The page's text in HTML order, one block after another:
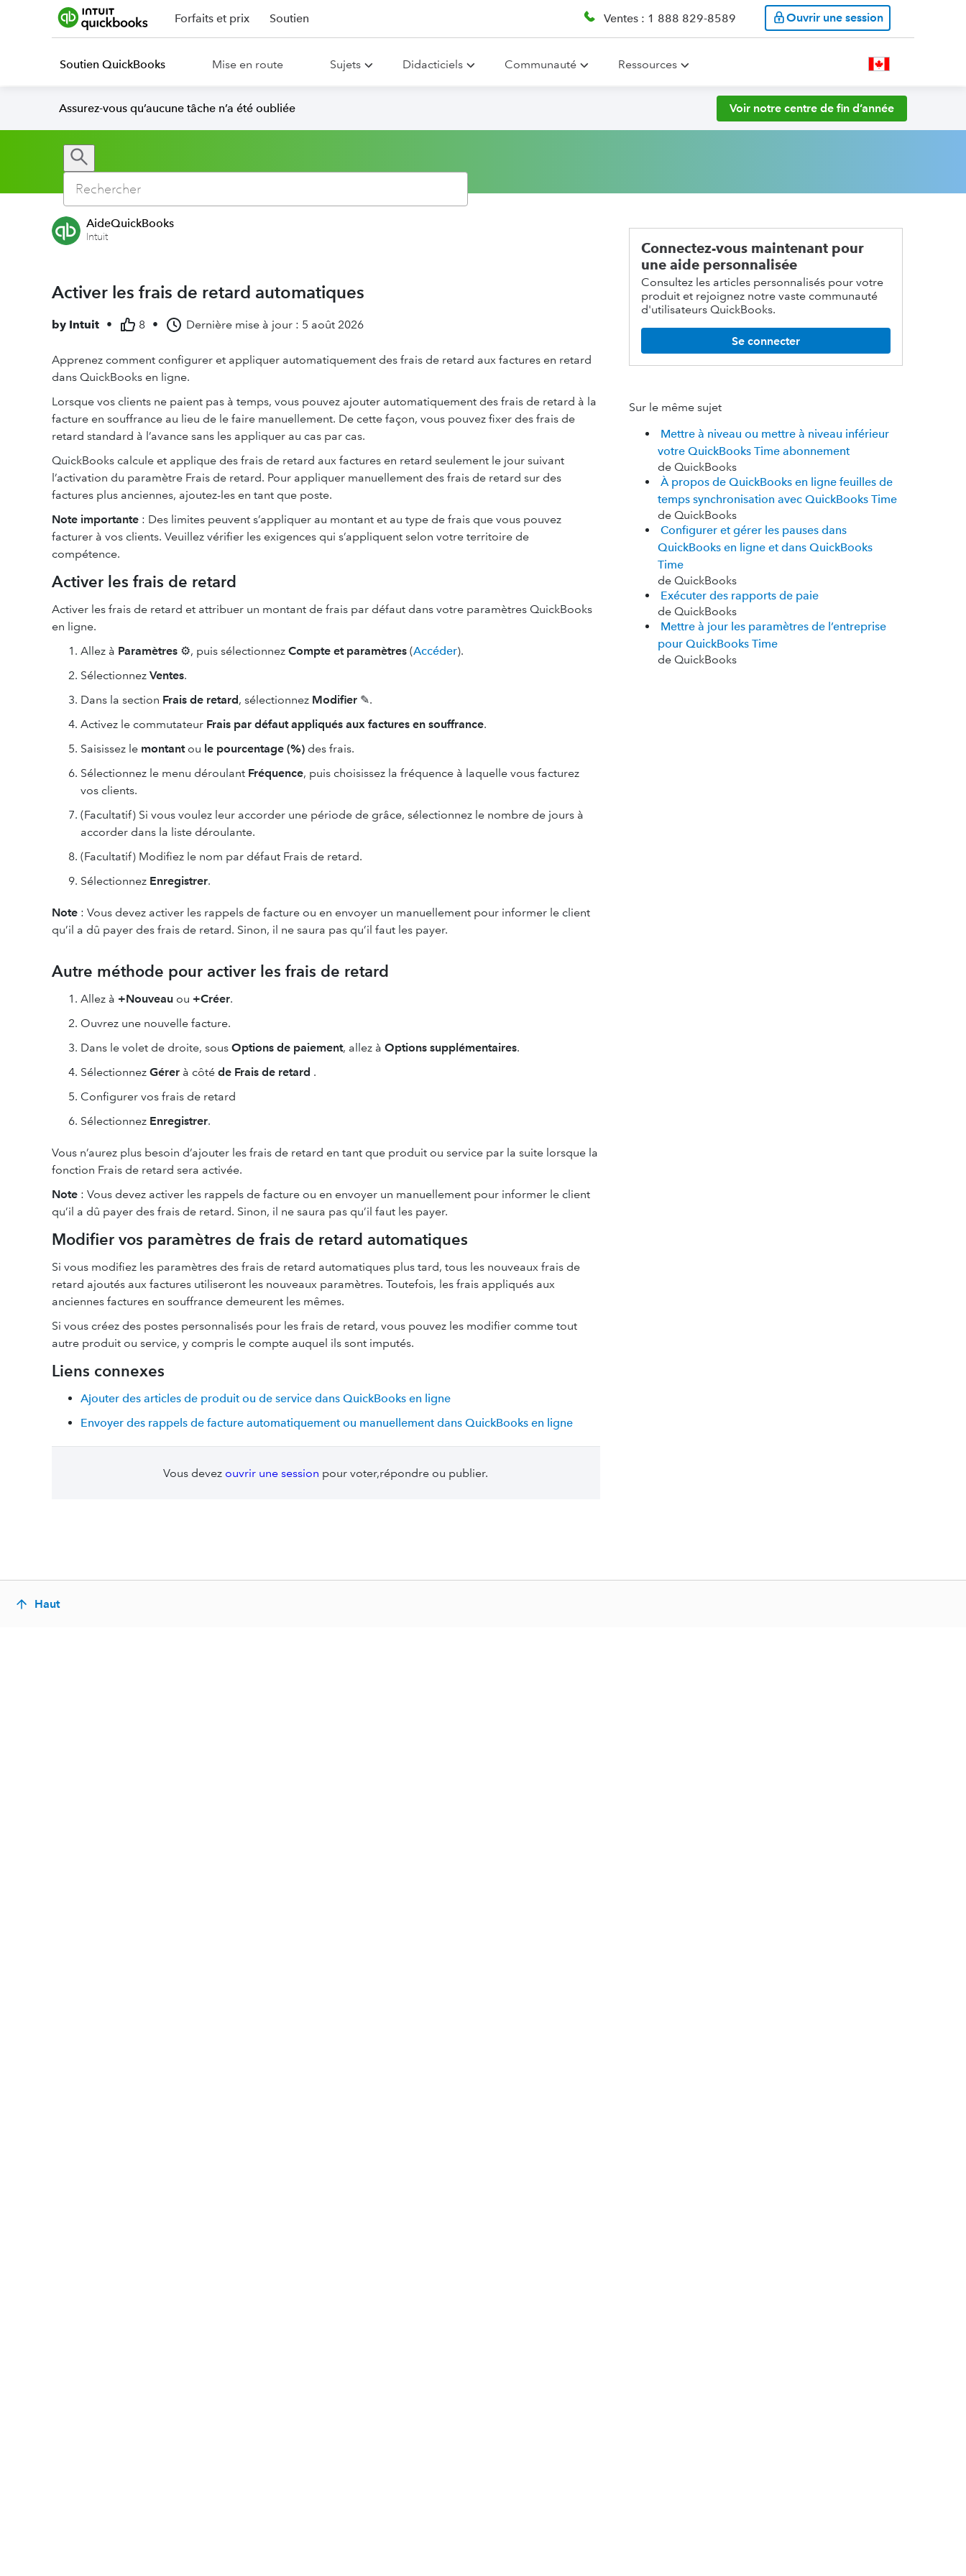
Forfaits et prix Soutien Ventes : 1 888 829-8589 Ouvrir une session
Soutien QuickBooks Mise en route Sujets Didacticiels Communauté Ressources
Assurez-vous qu’aucune tâche n’a été oubliée Voir notre centre de fin d’année
AideQuickBooks
Intuit
Activer les frais de retard automatiques
by Intuit • 8 • Dernière mise à jour : 5 août 2026
Apprenez comment configurer et appliquer automatiquement des frais de retard aux factures en retard
dans QuickBooks en ligne.
Lorsque vos clients ne paient pas à temps, vous pouvez ajouter automatiquement des frais de retard à la
facture en souffrance au lieu de le faire manuellement. De cette façon, vous pouvez fixer des frais de
retard standard à l’avance sans les appliquer au cas par cas.
QuickBooks calcule et applique des frais de retard aux factures en retard seulement le jour suivant
l’activation du paramètre Frais de retard. Pour appliquer manuellement des frais de retard sur des
factures plus anciennes, ajoutez-les en tant que poste.
Note importante : Des limites peuvent s’appliquer au montant et au type de frais que vous pouvez
facturer à vos clients. Veuillez vérifier les exigences qui s’appliquent selon votre territoire de
compétence.
Activer les frais de retard
Activer les frais de retard et attribuer un montant de frais par défaut dans votre paramètres QuickBooks
en ligne.
Allez à Paramètres ⚙, puis sélectionnez Compte et paramètres (Accéder).
Sélectionnez Ventes.
Dans la section Frais de retard, sélectionnez Modifier ✎.
Activez le commutateur Frais par défaut appliqués aux factures en souffrance.
Saisissez le montant ou le pourcentage (%) des frais.
Sélectionnez le menu déroulant Fréquence, puis choisissez la fréquence à laquelle vous facturez
vos clients.
(Facultatif) Si vous voulez leur accorder une période de grâce, sélectionnez le nombre de jours à
accorder dans la liste déroulante.
(Facultatif) Modifiez le nom par défaut Frais de retard.
Sélectionnez Enregistrer.
Note : Vous devez activer les rappels de facture ou en envoyer un manuellement pour informer le client
qu’il a dû payer des frais de retard. Sinon, il ne saura pas qu’il faut les payer.
Autre méthode pour activer les frais de retard
Allez à +Nouveau ou +Créer.
Ouvrez une nouvelle facture.
Dans le volet de droite, sous Options de paiement, allez à Options supplémentaires.
Sélectionnez Gérer à côté de Frais de retard .
Configurer vos frais de retard
Sélectionnez Enregistrer.
Vous n’aurez plus besoin d’ajouter les frais de retard en tant que produit ou service par la suite lorsque la
fonction Frais de retard sera activée.
Note : Vous devez activer les rappels de facture ou en envoyer un manuellement pour informer le client
qu’il a dû payer des frais de retard. Sinon, il ne saura pas qu’il faut les payer.
Modifier vos paramètres de frais de retard automatiques
Si vous modifiez les paramètres des frais de retard automatiques plus tard, tous les nouveaux frais de
retard ajoutés aux factures utiliseront les nouveaux paramètres. Toutefois, les frais appliqués aux
anciennes factures en souffrance demeurent les mêmes.
Si vous créez des postes personnalisés pour les frais de retard, vous pouvez les modifier comme tout
autre produit ou service, y compris le compte auquel ils sont imputés.
Liens connexes
Ajouter des articles de produit ou de service dans QuickBooks en ligne
Envoyer des rappels de facture automatiquement ou manuellement dans QuickBooks en ligne
Vous devez ouvrir une session pour voter,répondre ou publier.
Connectez-vous maintenant pour
une aide personnalisée
Consultez les articles personnalisés pour votre
produit et rejoignez notre vaste communauté
d'utilisateurs QuickBooks.
Se connecter
Sur le même sujet
Mettre à niveau ou mettre à niveau inférieur
votre QuickBooks Time abonnement
de QuickBooks
À propos de QuickBooks en ligne feuilles de
temps synchronisation avec QuickBooks Time
de QuickBooks
Configurer et gérer les pauses dans
QuickBooks en ligne et dans QuickBooks
Time
de QuickBooks
Exécuter des rapports de paie
de QuickBooks
Mettre à jour les paramètres de l’entreprise
pour QuickBooks Time
de QuickBooks
Haut